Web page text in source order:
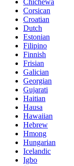
Corsican
Croatian
Dutch
Estonian
Filipino
Finnish
Frisian
Galician
Georgian
Gujarati
Haitian
Hausa
Hawaiian
Hebrew
Hmong
Hungarian
Icelandic
Igbo